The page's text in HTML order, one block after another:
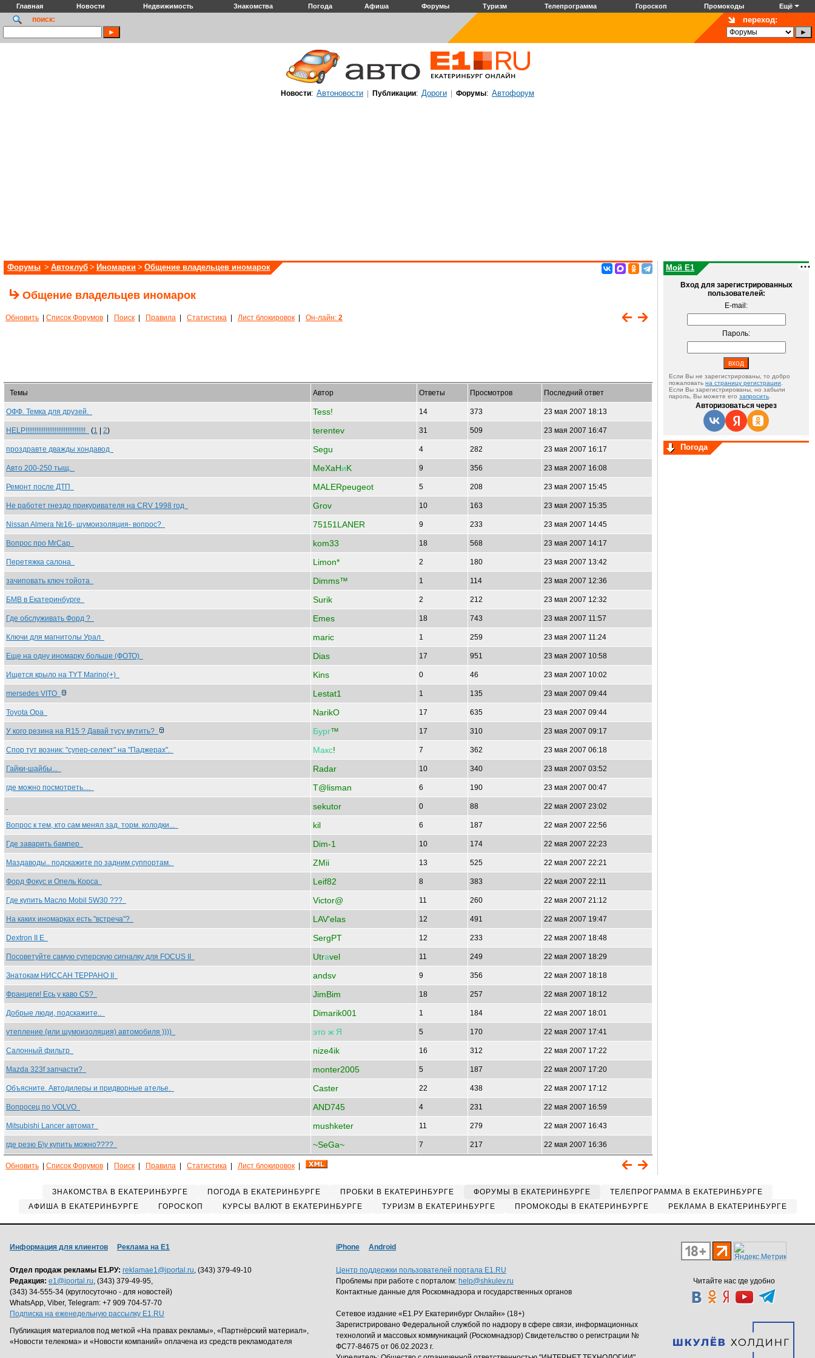
Главная Новости Недвижимость Знакомства Погода Афиша Форумы Туризм Телепрограмма Гороскоп Промокоды Ещё
поиск: переход:
Новости: Автоновости Публикации: Дороги Форумы: Автофорум
Форумы > Автоклуб > Иномарки > Общение владельцев иномарок
Общение владельцев иномарок
Обновить Список Форумов Поиск Правила Статистика Лист блокировок Он-лайн: 2
Темы Автор Ответы Просмотров Последний ответ
ОФФ. Темка для друзей. Tess! 14 373 23 мая 2007 18:13
HELP!!!!!!!!!!!!!!!!!!!!!!!!!!!!!!!!! (1 2) terentev 31 509 23 мая 2007 16:47
проздравте дважды хондавод Segu 4 282 23 мая 2007 16:17
Авто 200-250 тыщ. MeXaHиK 9 356 23 мая 2007 16:08
Ремонт после ДТП MALERpeugeot 5 208 23 мая 2007 15:45
Не работет гнездо прикуривателя на CRV 1998 год Grov 10 163 23 мая 2007 15:35
Nissan Almera №16- шумоизоляция- вопрос? 75151LANER 9 233 23 мая 2007 14:45
Вопрос про MrCap kom33 18 568 23 мая 2007 14:17
Перетяжка салона Limon* 2 180 23 мая 2007 13:42
зачиповать ключ тойота Dimms™ 1 114 23 мая 2007 12:36
БМВ в Екатеринбурге Surik 2 212 23 мая 2007 12:32
Где обслуживать Форд ? Emes 18 743 23 мая 2007 11:57
Ключи для магнитолы Урал maric 1 259 23 мая 2007 11:24
Еще на одну иномарку больше (ФОТО) Dias 17 951 23 мая 2007 10:58
Ищется крыло на TYT Marino(+) Kins 0 46 23 мая 2007 10:02
mersedes VITO Lestat1 1 135 23 мая 2007 09:44
Toyota Opa NarikO 17 635 23 мая 2007 09:44
У кого резина на R15 ? Давай тусу мутить? Бург™ 17 310 23 мая 2007 09:17
Спор тут возник: "супер-селект" на "Паджерах". Макс! 7 362 23 мая 2007 06:18
Гайки-шайбы... Radar 10 340 23 мая 2007 03:52
где можно посмотреть.... T@lisman 6 190 23 мая 2007 00:47
sekutor 0 88 22 мая 2007 23:02
Вопрос к тем, кто сам менял зад. торм. колодки... kil 6 187 22 мая 2007 22:56
Где заварить бампер Dim-1 10 174 22 мая 2007 22:23
Маздаводы.. подскажите по задним суппортам. ZMii 13 525 22 мая 2007 22:21
Форд Фокус и Опель Корса Leif82 8 383 22 мая 2007 22:11
Где купить Масло Mobil 5W30 ??? Victor@ 11 260 22 мая 2007 21:12
На каких иномарках есть "встреча"? LAV'elas 12 491 22 мая 2007 19:47
Dextron II E SergPT 12 233 22 мая 2007 18:48
Посоветуйте самую суперскую сигналку для FOCUS II Utrаvel 11 249 22 мая 2007 18:29
Знатокам НИССАН ТЕРРАНО II andsv 9 356 22 мая 2007 18:18
Францеги! Есь у каво С5? JimBim 18 257 22 мая 2007 18:12
Добрые люди, подскажите.. Dimarik001 1 184 22 мая 2007 18:01
утепление (или шумоизоляция) автомобиля )))) это ж Я 5 170 22 мая 2007 17:41
Салонный фильтр nize4ik 16 312 22 мая 2007 17:22
Mazda 323f запчасти? monter2005 5 187 22 мая 2007 17:20
Объясните. Автодилеры и придворные ателье. Caster 22 438 22 мая 2007 17:12
Вопросец по VOLVO AND745 4 231 22 мая 2007 16:59
Mitsubishi Lancer автомат mushketer 11 279 22 мая 2007 16:43
где резю Б\у купить можно???? ~SeGa~ 7 217 22 мая 2007 16:36
Обновить Список Форумов Поиск Правила Статистика Лист блокировок
Мой E1
Вход для зарегистрированных
пользователей:
E-mail:
Пароль:
Если Вы не зарегистрированы, то добро
пожаловать на страницу регистрации
Если Вы зарегистрированы, но забыли
пароль, Вы можете его запросить
Авторизоваться через
Погода
ЗНАКОМСТВА В ЕКАТЕРИНБУРГЕ ПОГОДА В ЕКАТЕРИНБУРГЕ ПРОБКИ В ЕКАТЕРИНБУРГЕ ФОРУМЫ В ЕКАТЕРИНБУРГЕ
ТЕЛЕПРОГРАММА В ЕКАТЕРИНБУРГЕ
АФИША В ЕКАТЕРИНБУРГЕ
ГОРОСКОП КУРСЫ ВАЛЮТ В ЕКАТЕРИНБУРГЕ ТУРИЗМ В ЕКАТЕРИНБУРГЕ ПРОМОКОДЫ В ЕКАТЕРИНБУРГЕ РЕКЛАМА В ЕКАТЕРИНБУРГЕ
Читайте нас где удобно
Информация для клиентов Реклама на Е1
Отдел продаж рекламы Е1.РУ: reklamae1@iportal.ru, (343) 379-49-10
Редакция: e1@iportal.ru, (343) 379-49-95,
(343) 34-555-34 (круглосуточно - для новостей)
WhatsApp, Viber, Telegram: +7 909 704-57-70
Подписка на еженедельную рассылку E1.RU
Публикация материалов под меткой «На правах рекламы», «Партнёрский материал»,
«Новости телекома» и «Новости компаний» оплачена из средств рекламодателя
iPhone Android
Центр поддержки пользователей портала E1.RU
Проблемы при работе с порталом: help@shkulev.ru
Контактные данные для Роскомнадзора и государственных органов
Сетевое издание «Е1.РУ Екатеринбург Онлайн» (18+)
Зарегистрировано Федеральной службой по надзору в сфере связи, информационных
технологий и массовых коммуникаций (Роскомнадзор) Свидетельство о регистрации №
ФС77-84675 от 06.02.2023 г.